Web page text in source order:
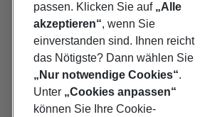
passen. Klicken Sie auf „Alle
akzeptieren“, wenn Sie
einverstanden sind. Ihnen reicht
das Nötigste? Dann wählen Sie
„Nur notwendige Cookies“.
Unter „Cookies anpassen“
können Sie Ihre Cookie-